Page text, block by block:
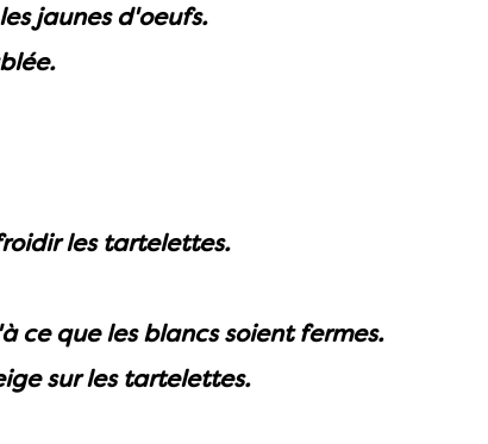
jaunes d'oeufs.
les tartelettes.
ce que les blancs soient fermes.
sur les tartelettes.